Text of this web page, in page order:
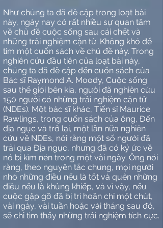
Như chúng ta đã đề cập trong loạt bài
này, ngày nay có rất nhiều sự quan tâm
về chủ đề cuộc sống sau cái chết và
những trải nghiệm cận tử. Không khó để
tìm một cuốn sách về chủ đề này. Trong
nghiên cứu đầu tiên của loạt bài này,
chúng ta đã đề cập đến cuốn sách của
Bác sĩ Raymond A. Moody, Cuộc sống
sau thế giới bên kia, người đã nghiên cứu
150 người có những trải nghiệm cận tử
(NDEs). Một bác sĩ khác, Tiến sĩ Maurice
Rawlings, trong cuốn sách của ông, Đến
địa ngục và trở lại, một lần nữa nghiên
cứu về NDEs, nói rằng một số người đã
trải qua Địa ngục, nhưng đã có ký ức về
nó bị kìm nén trong một vài ngày. Ông nói
rằng, theo nguyên tắc chung, mọi người
nhớ những điều nếu là tốt và quên những
điều nếu là khủng khiếp, và vì vậy, nếu
cuộc gặp gỡ đã bị trì hoãn chỉ một chút,
vài ngày, vài tuần hoặc vài tháng sau đó,
sẽ chỉ tìm thấy những trải nghiệm tích cực.